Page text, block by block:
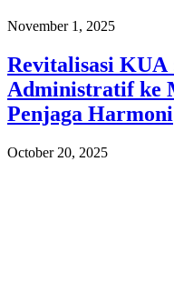
November 1, 2025
Revitalisasi
Administratif ke
Penjaga Harmoni
October 20, 2025